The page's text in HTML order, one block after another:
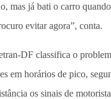
mas já bati o carro
evitar agora”, conta.
DF classifica o
em horários de pico,
os sinais de